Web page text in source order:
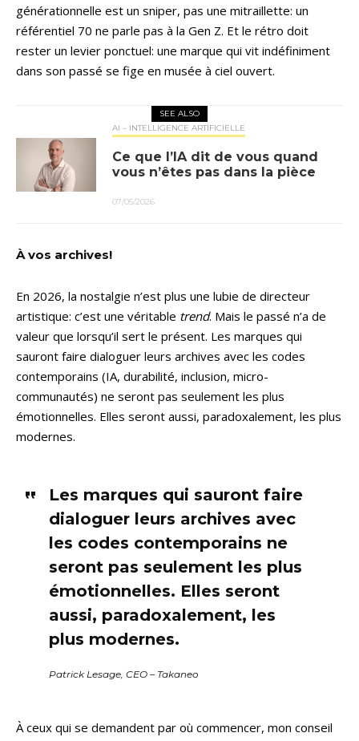
générationnelle est un sniper, pas une mitraillette: un
référentiel 70 ne parle pas à la Gen Z. Et le rétro doit
rester un levier ponctuel: une marque qui vit indéfiniment
dans son passé se fige en musée à ciel ouvert.
SEE ALSO
AI – INTELLIGENCE ARTIFICIELLE
Ce que l’IA dit de vous quand
vous n’êtes pas dans la pièce
07/05/2026
À vos archives!
En 2026, la nostalgie n’est plus une lubie de directeur
artistique: c’est une véritable trend. Mais le passé n’a de
valeur que lorsqu’il sert le présent. Les marques qui
sauront faire dialoguer leurs archives avec les codes
contemporains (IA, durabilité, inclusion, micro-
communautés) ne seront pas seulement les plus
émotionnelles. Elles seront aussi, paradoxalement, les plus
modernes.
Les marques qui sauront faire
dialoguer leurs archives avec
les codes contemporains ne
seront pas seulement les plus
émotionnelles. Elles seront
aussi, paradoxalement, les
plus modernes.
Patrick Lesage, CEO – Takaneo
À ceux qui se demandent par où commencer, mon conseil